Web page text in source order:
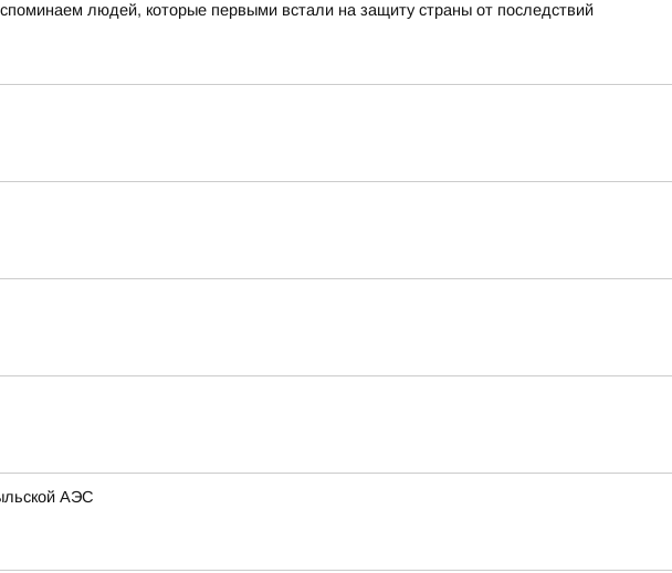
людей, которые первыми встали на защиту страны от последствий
АЭС